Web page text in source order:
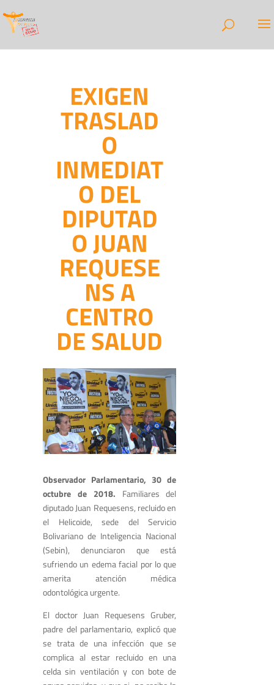
EXIGEN
TRASLAD
O
INMEDIAT
O DEL
DIPUTAD
O JUAN
REQUESE
NS A
CENTRO
DE SALUD
Observador Parlamentario, 30 de
octubre de 2018. Familiares del
diputado Juan Requesens, recluido en
el Helicoide, sede del Servicio
Bolivariano de Inteligencia Nacional
(Sebin), denunciaron que está
sufriendo un edema facial por lo que
amerita atención médica
odontológica urgente.
El doctor Juan Requesens Gruber,
padre del parlamentario, explicó que
se trata de una infección que se
complica al estar recluido en una
celda sin ventilación y con bote de